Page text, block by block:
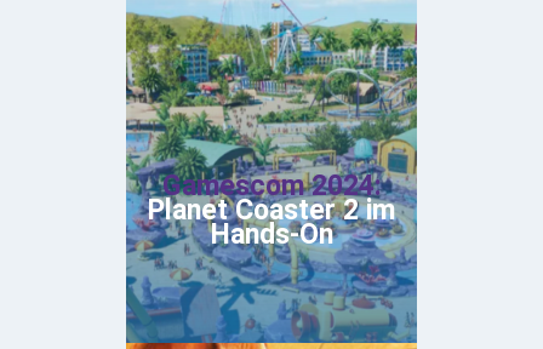
Gamescom 2024:
Planet Coaster 2 im
Hands-On